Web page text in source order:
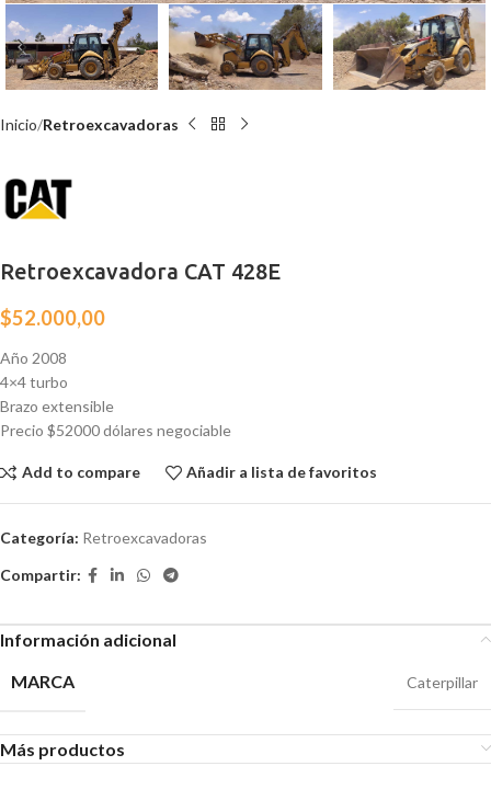
Inicio Retroexcavadoras
Retroexcavadora CAT 428E
$52.000,00
Año 2008
4×4 turbo
Brazo extensible
Precio $52000 dólares negociable
Add to compare Añadir a lista de favoritos
Categoría: Retroexcavadoras
Compartir:
Información adicional
MARCA
Caterpillar
Más productos